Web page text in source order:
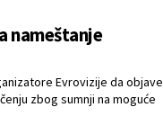
nameštanje
Evrovizije da objave
zbog sumnji na moguće